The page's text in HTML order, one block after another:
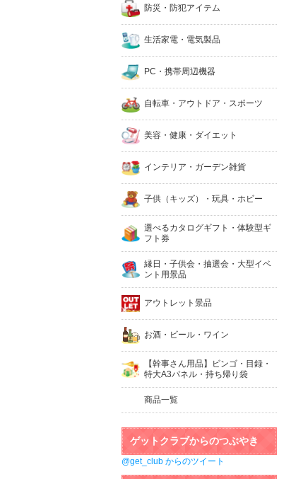
防災・防犯アイテム
生活家電・電気製品
PC・携帯周辺機器
自転車・アウトドア・スポーツ
美容・健康・ダイエット
インテリア・ガーデン雑貨
子供（キッズ）・玩具・ホビー
選べるカタログギフト・体験型ギ
フト券
縁日・子供会・抽選会・大型イベ
ント用景品
アウトレット景品
お酒・ビール・ワイン
【幹事さん用品】ビンゴ・目録・
特大A3パネル・持ち帰り袋
商品一覧
ゲットクラブからのつぶやき
@get_club からのツイート